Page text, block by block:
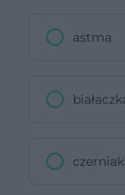
astma
czerniak